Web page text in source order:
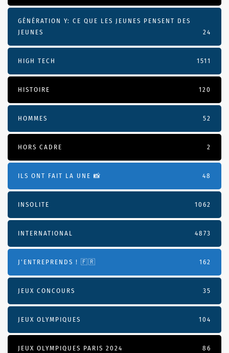
GÉNÉRATION Y: CE QUE LES JEUNES PENSENT DES
JEUNES
24
HIGH TECH 1511
HISTOIRE 120
HOMMES 52
HORS CADRE 2
ILS ONT FAIT LA UNE 📸 48
INSOLITE 1062
INTERNATIONAL 4873
J'ENTREPRENDS ! 🇫🇷 162
JEUX CONCOURS 35
JEUX OLYMPIQUES 104
JEUX OLYMPIQUES PARIS 2024 86